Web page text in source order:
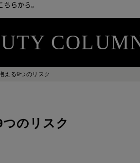
らから。
える9つのリスク
のリスク